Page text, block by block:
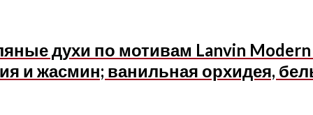
духи по мотивам Lanvin Modern
и жасмин; ванильная орхидея,